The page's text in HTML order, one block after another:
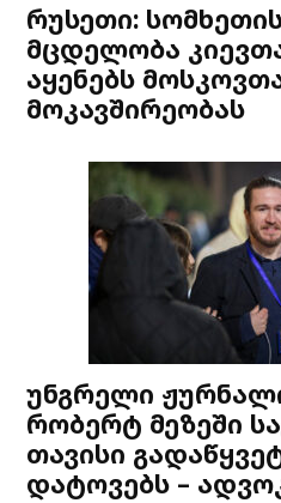
რუსეთი:
მცდელობა
აყენებს
მოკავშირეობას
უნგრელი
რობერტ მეზეში
თავისი
დატოვებს –